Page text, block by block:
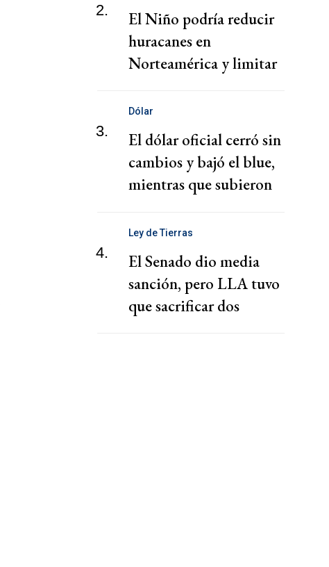
2.
El Niño podría reducir
huracanes en
Norteamérica y limitar
Zurich
3.
Dólar
El dólar oficial cerró sin
cambios y bajó el blue,
mientras que subieron
4.
Ley de Tierras
El Senado dio media
sanción, pero LLA tuvo
que sacrificar dos